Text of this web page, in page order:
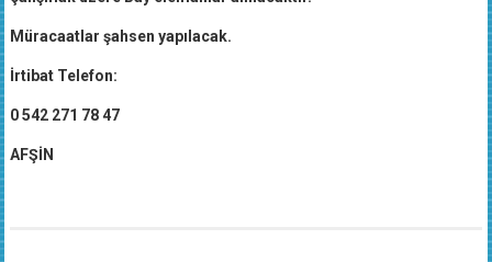
Müracaatlar şahsen yapılacak.
İrtibat Telefon:
0 542 271 78 47
AFŞİN